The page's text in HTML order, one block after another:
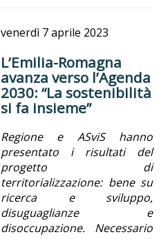
venerdì 7 aprile 2023
L’Emilia-Romagna
avanza verso l’Agenda
2030: “La sostenibilità
si fa insieme”
Regione e ASviS hanno
presentato i risultati del
progetto di
territorializzazione: bene su
ricerca e sviluppo,
disuguaglianze e
disoccupazione. Necessario